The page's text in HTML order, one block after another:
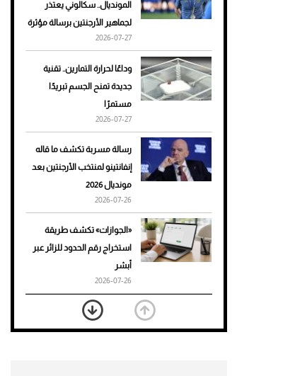
هوى الأبطال
أفضل تدريج للشعر الطويل
لإطلالة جريئة وعصرية
للرجال
المونديال.. سكالوني يعتذر
لجماهير الأرجنتين برسالة مؤثرة
2026-07-27
وداعًا لحرارة التمارين.. تقنية
جديدة تمنح الجسم تبريدًا
مستمرًا
2026-07-27
رسالة مسربة تكشف ما قاله
إنفانتينو لمنتخب الأرجنتين بعد
مونديال 2026
2026-07-26
«الجوازات» تكشف طريقة
استخراج رقم الحدود للزائر عبر
أبشر
2026-07-26
بعد 7 أشهر من تعرضه لحادث
مروع.. جوشوا يفوز على برينغا